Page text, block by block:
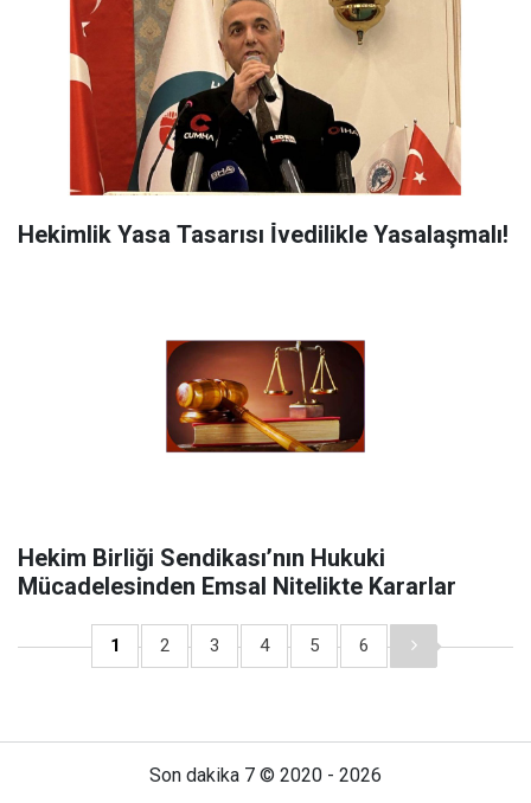
Hekimlik Yasa Tasarısı İ̇vedilikle Yasalaşmalı!
Hekim Birliği Sendikası’nın Hukuki
Mücadelesinden Emsal Nitelikte Kararlar
1 2 3 4 5 6
Son dakika 7 © 2020 - 2026